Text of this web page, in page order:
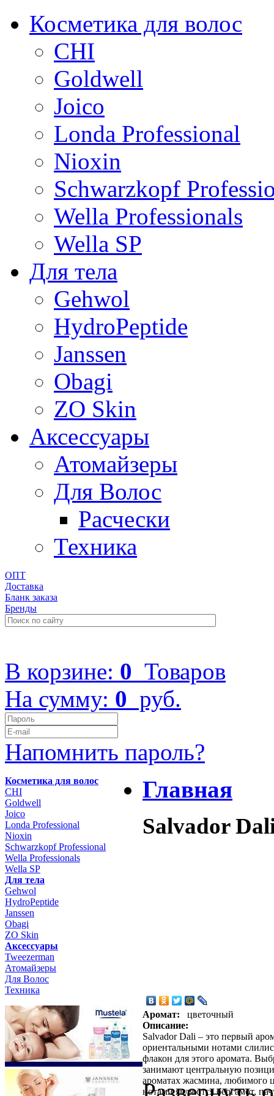
Косметика для волос
CHI
Goldwell
Joico
Londa Professional
Nioxin
Schwarzkopf
Wella Professionals
Wella SP
Для тела
Gehwol
HydroPeptide
Janssen
Obagi
ZO Skin
Aксессуары
Атомайзеры
Для Волос
Расчески
Техника
ОПТ
Доставка
Бланк заказа
Бренды
В корзине: 0 Товаров
На сумму: 0 руб.
Напомнить пароль?
Косметика для волос
CHI
Goldwell
Joico
Londa Professional
Nioxin
Schwarzkopf Professional
Wella Professionals
Wella SP
Для тела
Gehwol
HydroPeptide
Janssen
Obagi
ZO Skin
Aксессуары
Tweezerman
Атомайзеры
Для Волос
Техника
Главная
Salvador
Аромат:
цветочный
Описание:
Salvador Dali – это первый
ориентальными нотами
флакон для этого аромата.
занимают центральную
ароматах жасмина, любимого
нотами являются бергамот,